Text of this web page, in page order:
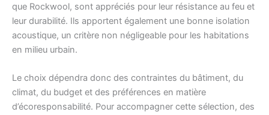
que Rockwool, sont appréciés pour leur résistance au feu et
leur durabilité. Ils apportent également une bonne isolation
acoustique, un critère non négligeable pour les habitations
en milieu urbain.
Le choix dépendra donc des contraintes du bâtiment, du
climat, du budget et des préférences en matière
d’écoresponsabilité. Pour accompagner cette sélection, des